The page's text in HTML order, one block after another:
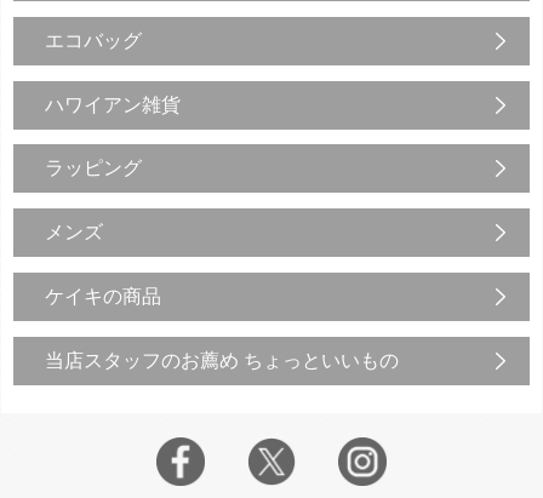
エコバッグ
ハワイアン雑貨
ラッピング
メンズ
ケイキの商品
当店スタッフのお薦め ちょっといいもの